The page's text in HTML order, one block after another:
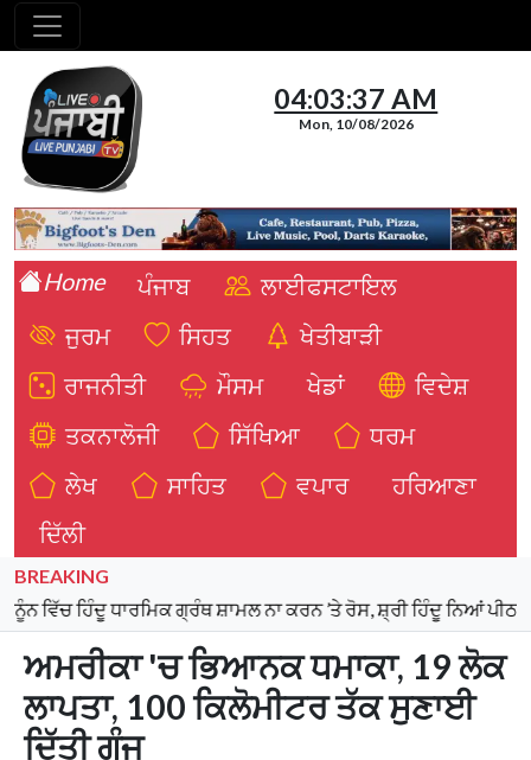
04:03:37 AM
Mon, 10/08/2026
Home ਪੰਜਾਬ
ਲਾਈਫਸਟਾਇਲ
ਜੁਰਮ
ਸਿਹਤ
ਖੇਤੀਬਾੜੀ
ਰਾਜਨੀਤੀ
ਮੌਸਮ ਖੇਡਾਂ
ਵਿਦੇਸ਼
ਤਕਨਾਲੋਜੀ
ਸਿੱਖਿਆ
ਧਰਮ
ਲੇਖ
ਸਾਹਿਤ ਵਪਾਰ
ਹਰਿਆਣਾ
ਦਿੱਲੀ
BREAKING
ਹਿੰਦੂ ਧਾਰਮਿਕ ਗ੍ਰੰਥ ਸ਼ਾਮਲ ਨਾ ਕਰਨ ’ਤੇ ਰੋਸ, ਸ਼੍ਰੀ ਹਿੰਦੂ ਨਿਆਂ ਪੀਠ ਨੇ
ਅਮਰੀਕਾ 'ਚ ਭਿਆਨਕ ਧਮਾਕਾ, 19 ਲੋਕ
ਲਾਪਤਾ, 100 ਕਿਲੋਮੀਟਰ ਤੱਕ ਸੁਣਾਈ
ਦਿੱਤੀ ਗੂੰਜ